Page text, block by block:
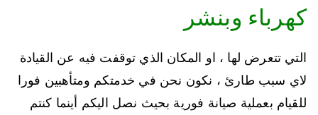
كهرباء وبنشر
التي تتعرض لها ، او المكان الذي توقفت فيه عن القيادة
لاي سبب طارئ ، نكون نحن في خدمتكم ومتأهبين فورا
للقيام بعملية صيانة فورية بحيث نصل اليكم أينما كنتم